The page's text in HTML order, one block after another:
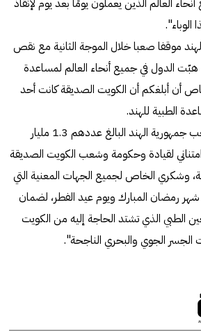
العالم الذين يعملون يومًا بعد يوم لإنقاذ
الوباء".
موقفا صعبا خلال الموجة الثانية مع نقص
هبّت الدول في جميع أنحاء العالم لمساعدة
أن أبلغكم أن الكويت الصديقة كانت أحد
الطبية للهند.
وبالنيابة عن حكومة وشعب جمهورية الهند البالغ عددهم 1.3 مليار
لقيادة وحكومة وشعب الكويت الصديقة
وشكري الخاص لجميع الجهات المعنية التي
رمضان المبارك ويوم عيد الفطر، لضمان
الطبي الذي تشتد الحاجة إليه من الكويت
الجسر الجوي والبحري الناجحة".